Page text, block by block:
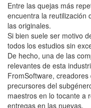
Entre las quejas más
encuentra la reutilización
las originales.
Si bien suele ser motivo
todos los estudios sin
De hecho, una de las
relevantes de esta
FromSoftware,
precursores del
maestros en lo tocante a
entregas en las nuevas.